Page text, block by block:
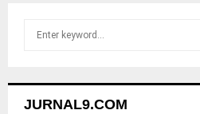
h
JURNAL9.COM